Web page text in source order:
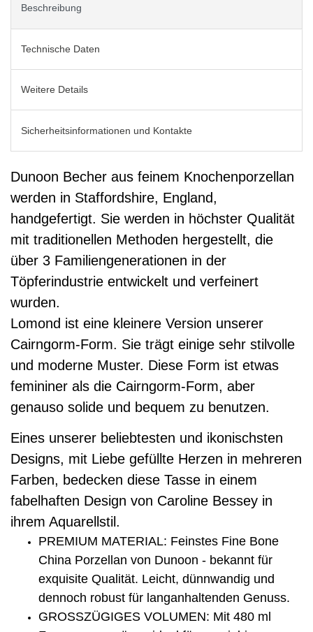
Beschreibung
Technische Daten
Weitere Details
Sicherheitsinformationen und Kontakte
Dunoon Becher aus feinem Knochenporzellan
werden in Staffordshire, England,
handgefertigt. Sie werden in höchster Qualität
mit traditionellen Methoden hergestellt, die
über 3 Familiengenerationen in der
Töpferindustrie entwickelt und verfeinert
wurden.
Lomond ist eine kleinere Version unserer
Cairngorm-Form. Sie trägt einige sehr stilvolle
und moderne Muster. Diese Form ist etwas
femininer als die Cairngorm-Form, aber
genauso solide und bequem zu benutzen.
Eines unserer beliebtesten und ikonischsten
Designs, mit Liebe gefüllte Herzen in mehreren
Farben, bedecken diese Tasse in einem
fabelhaften Design von Caroline Bessey in
ihrem Aquarellstil.
PREMIUM MATERIAL: Feinstes Fine Bone
China Porzellan von Dunoon - bekannt für
exquisite Qualität. Leicht, dünnwandig und
dennoch robust für langanhaltenden Genuss.
GROSSZÜGIGES VOLUMEN: Mit 480 ml